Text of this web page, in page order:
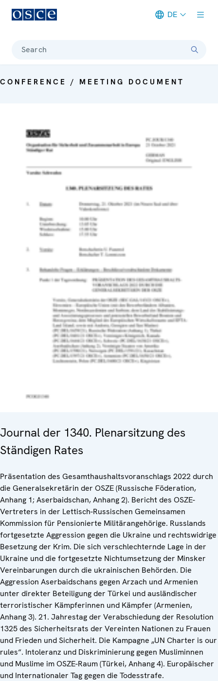
DE
Search
CONFERENCE / MEETING DOCUMENT
Journal der 1340. Plenarsitzung des
Ständigen Rates
Präsentation des Gesamthaushaltsvoranschlags 2022 durch
die Generalsekretärin der OSZE (Russische Föderation,
Anhang 1; Aserbaidschan, Anhang 2). Bericht des OSZE-
Vertreters in der Lettisch-Russischen Gemeinsamen
Kommission für Pensionierte Militärangehörige. Russlands
fortgesetzte Aggression gegen die Ukraine und rechtswidrige
Besetzung der Krim. Die sich verschlechternde Lage in der
Ukraine und die fortgesetzte Nichtumsetzung der Minsker
Vereinbarungen durch die ukrainischen Behörden. Die
Aggression Aserbaidschans gegen Arzach und Armenien
unter direkter Beteiligung der Türkei und ausländischer
terroristischer Kämpferinnen und Kämpfer (Armenien,
Anhang 3). 21. Jahrestag der Verabschiedung der Resolution
1325 des Sicherheitsrats der Vereinten Nationen zu Frauen
und Frieden und Sicherheit. Die Kampagne „UN Charter is our
rules“. Intoleranz und Diskriminierung gegen Musliminnen
und Muslime im OSZE-Raum (Türkei, Anhang 4). Europäischer
und Internationaler Tag gegen die Todesstrafe.